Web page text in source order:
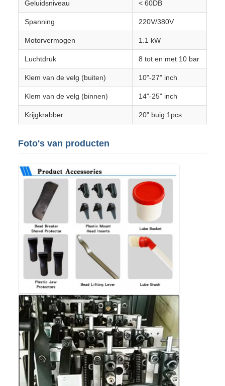
Geluidsniveau < 60DB
Spanning 220V/380V
Motorvermogen 1.1 kW
Luchtdruk 8 tot en met 10 bar
Klem van de velg (buiten) 10"-27" inch
Klem van de velg (binnen) 14"-25" inch
Krijgkrabber 20" buig 1pcs
Foto's van producten